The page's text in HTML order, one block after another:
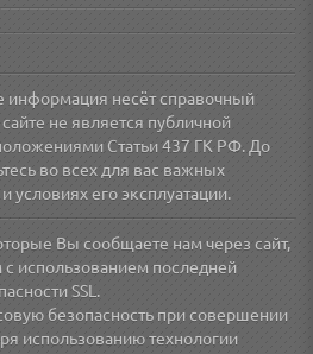
информация несёт справочный
не является публичной
Статьи 437 ГК РФ. До
во всех для вас важных
условиях его эксплуатации.
Вы сообщаете нам через сайт,
последней
SSL.
безопасность при совершении
использованию технологии